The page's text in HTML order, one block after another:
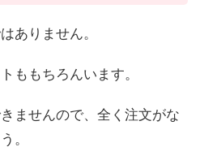
ありません。
ももちろんいます。
ませんので、全く注文がな
。